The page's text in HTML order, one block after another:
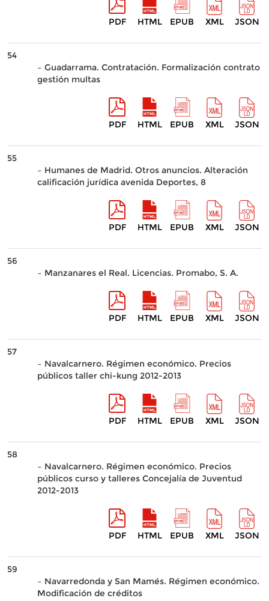
PDF HTML EPUB XML JSON
54
– Guadarrama. Contratación. Formalización contrato
gestión multas
PDF HTML EPUB XML JSON
55
– Humanes de Madrid. Otros anuncios. Alteración
calificación jurídica avenida Deportes, 8
PDF HTML EPUB XML JSON
56
– Manzanares el Real. Licencias. Promabo, S. A.
PDF HTML EPUB XML JSON
57
– Navalcarnero. Régimen económico. Precios
públicos taller chi-kung 2012-2013
PDF HTML EPUB XML JSON
58
– Navalcarnero. Régimen económico. Precios
públicos curso y talleres Concejalía de Juventud
2012-2013
PDF HTML EPUB XML JSON
59
– Navarredonda y San Mamés. Régimen económico.
Modificación de créditos